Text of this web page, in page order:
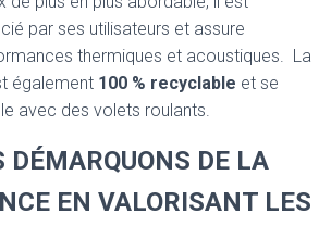
par ses utilisateurs et assure
thermiques et acoustiques. La
également 100 % recyclable et se
avec des volets roulants.
DÉMARQUONS DE LA
EN VALORISANT LES